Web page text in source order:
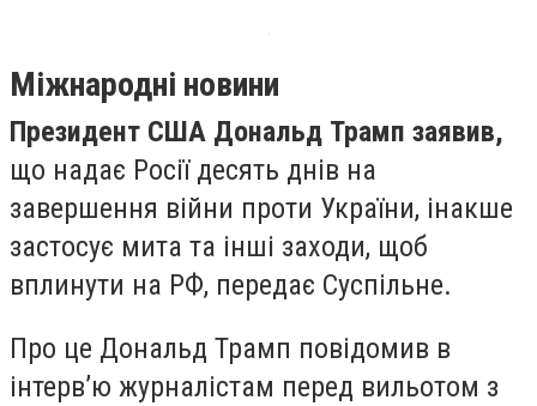
Міжнародні новини
Президент США Дональд Трамп заявив,
що надає Росії десять днів на
завершення війни проти України, інакше
застосує мита та інші заходи, щоб
вплинути на РФ, передає Суспільне.
Про це Дональд Трамп повідомив в
інтервʼю журналістам перед вильотом з